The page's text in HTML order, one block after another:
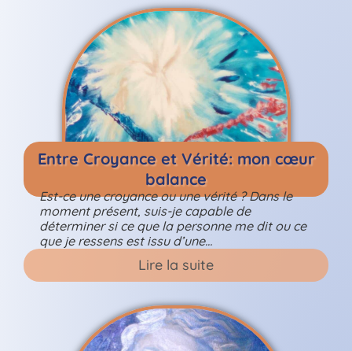
Entre Croyance et Vérité: mon cœur
balance
Est-ce une croyance ou une vérité ? Dans le
moment présent, suis-je capable de
déterminer si ce que la personne me dit ou ce
que je ressens est issu d’une…
Lire la suite